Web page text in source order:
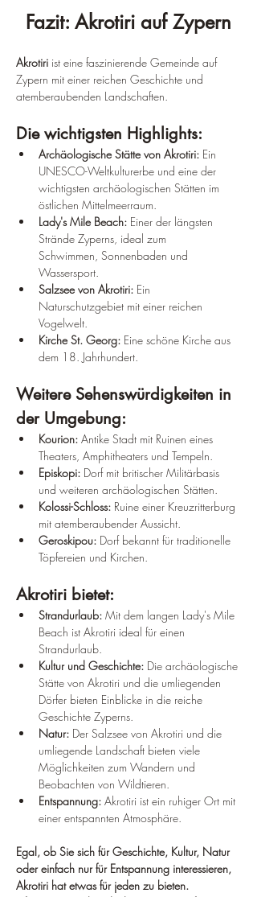
Fazit: Akrotiri auf Zypern
Akrotiri ist eine faszinierende Gemeinde auf
Zypern mit einer reichen Geschichte und
atemberaubenden Landschaften.
Die wichtigsten Highlights:
Archäologische Stätte von Akrotiri: Ein
UNESCO-Weltkulturerbe und eine der
wichtigsten archäologischen Stätten im
östlichen Mittelmeerraum.
Lady's Mile Beach: Einer der längsten
Strände Zyperns, ideal zum
Schwimmen, Sonnenbaden und
Wassersport.
Salzsee von Akrotiri: Ein
Naturschutzgebiet mit einer reichen
Vogelwelt.
Kirche St. Georg: Eine schöne Kirche aus
dem 18. Jahrhundert.
Weitere Sehenswürdigkeiten in
der Umgebung:
Kourion: Antike Stadt mit Ruinen eines
Theaters, Amphitheaters und Tempeln.
Episkopi: Dorf mit britischer Militärbasis
und weiteren archäologischen Stätten.
Kolossi-Schloss: Ruine einer Kreuzritterburg
mit atemberaubender Aussicht.
Geroskipou: Dorf bekannt für traditionelle
Töpfereien und Kirchen.
Akrotiri bietet:
Strandurlaub: Mit dem langen Lady's Mile
Beach ist Akrotiri ideal für einen
Strandurlaub.
Kultur und Geschichte: Die archäologische
Stätte von Akrotiri und die umliegenden
Dörfer bieten Einblicke in die reiche
Geschichte Zyperns.
Natur: Der Salzsee von Akrotiri und die
umliegende Landschaft bieten viele
Möglichkeiten zum Wandern und
Beobachten von Wildtieren.
Entspannung: Akrotiri ist ein ruhiger Ort mit
einer entspannten Atmosphäre.
Egal, ob Sie sich für Geschichte, Kultur, Natur
oder einfach nur für Entspannung interessieren,
Akrotiri hat etwas für jeden zu bieten.